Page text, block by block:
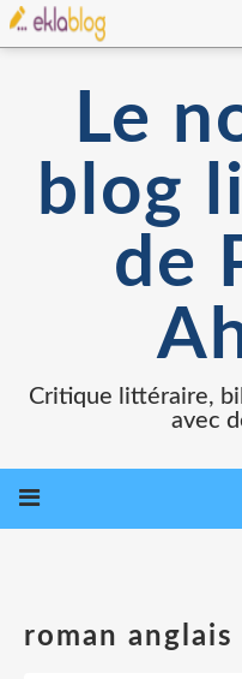
Le
blog
de
Critique littéraire,
avec
roman anglais